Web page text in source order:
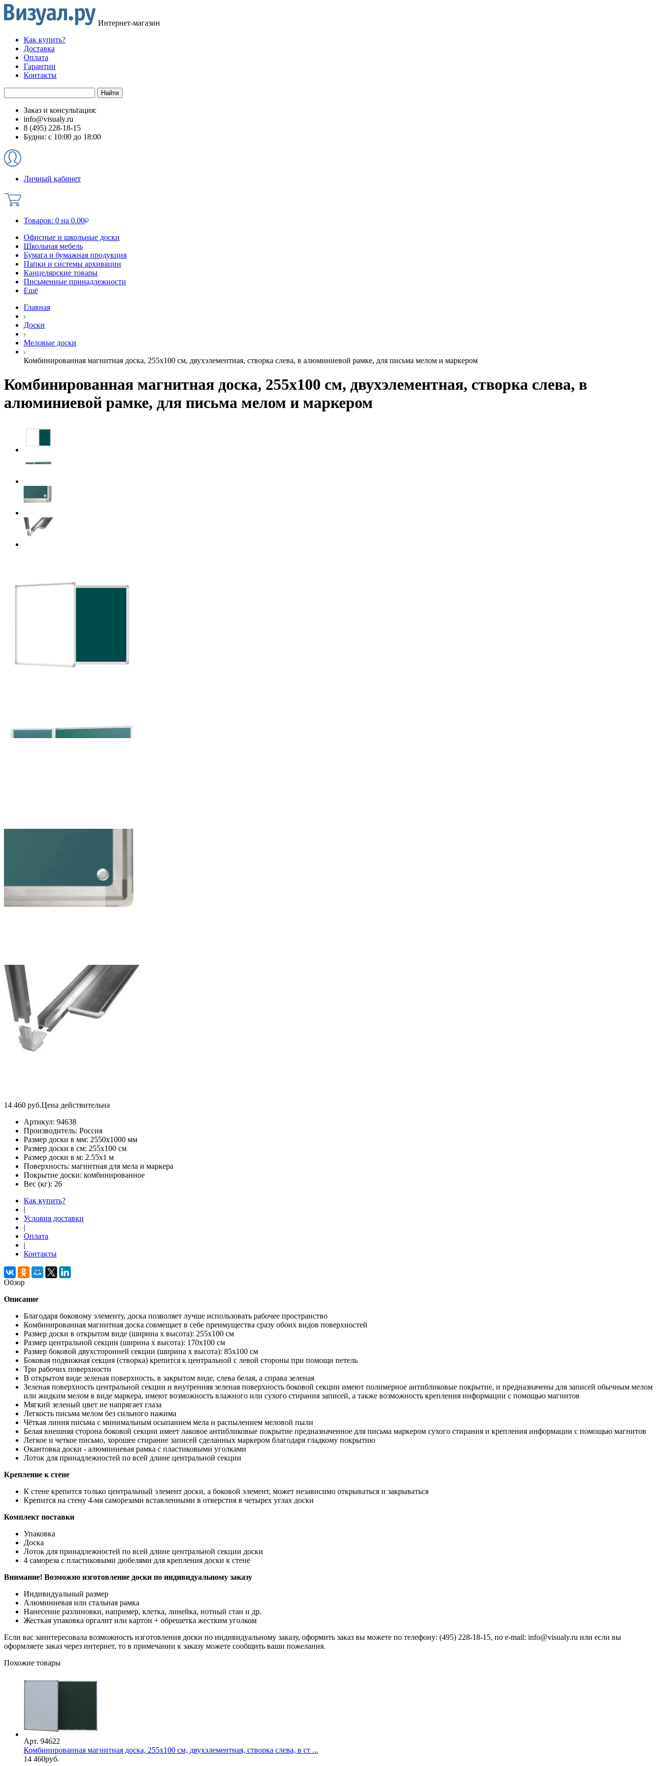
Интернет-магазин
Как купить?
Доставка
Оплата
Гарантии
Контакты
Заказ и консультация:
info@visualy.ru
8 (495) 228-18-15
Будни: с 10:00 до 18:00
Личный кабинет
Товаров: 0 на 0.00
Офисные и школьные доски
Школьная мебель
Бумага и бумажная продукция
Папки и системы архивации
Канцелярские товары
Письменные принадлежности
Ещё
Главная
Доски
Меловые доски
Комбинированная магнитная доска, 255х100 см, двухэлементная, створка слева, в алюминиевой рамке, для письма мелом и маркером
Комбинированная магнитная доска, 255х100 см, двухэлементная, створка слева, в
алюминиевой рамке, для письма мелом и маркером
14 460 руб.Цена действительна
Артикул: 94638
Производитель: Россия
Размер доски в мм: 2550х1000 мм
Размер доски в см: 255х100 см
Размер доски в м: 2.55х1 м
Поверхность: магнитная для мела и маркера
Покрытие доски: комбинированное
Вес (кг): 26
Как купить?
|
Условия доставки
|
Оплата
|
Контакты
Обзор
Описание
Благодаря боковому элементу, доска позволяет лучше использовать рабочее пространство
Комбинированная магнитная доска совмещает в себе преимущества сразу обоих видов поверхностей
Размер доски в открытом виде (ширина х высота): 255х100 см
Размер центральной секции (ширина х высота): 170х100 см
Размер боковой двухсторонней секции (ширина х высота): 85х100 см
Боковая подвижная секция (створка) крепится к центральной с левой стороны при помощи петель
Три рабочих поверхности
В открытом виде зеленая поверхность, в закрытом виде, слева белая, а справа зеленая
Зеленая поверхность центральной секции и внутренняя зеленая поверхность боковой секции имеют полимерное антибликовые покрытие, и предназначены для записей обычным мелом
или жидким мелом в виде маркера, имеют возможность влажного или сухого стирания записей, а также возможность крепления информации с помощью магнитов
Мягкий зеленый цвет не напрягает глаза
Легкость письма мелом без сильного нажима
Чёткая линия письма с минимальным осыпанием мела и распылением меловой пыли
Белая внешняя сторона боковой секции имеет лаковое антибликовые покрытие предназначенное для письма маркером сухого стирания и крепления информации с помощью магнитов
Легкое и четкое письмо, хорошее стирание записей сделанных маркером благодаря гладкому покрытию
Окантовка доски - алюминиевая рамка с пластиковыми уголками
Лоток для принадлежностей по всей длине центральной секции
Крепление к стене
К стене крепится только центральный элемент доски, а боковой элемент, может независимо открываться и закрываться
Крепится на стену 4-мя саморезами вставленными в отверстия в четырех углах доски
Комплект поставки
Упаковка
Доска
Лоток для принадлежностей по всей длине центральной секции доски
4 самореза с пластиковыми дюбелями для крепления доски к стене
Внимание! Возможно изготовление доски по индивидуальному заказу
Индивидуальный размер
Алюминиевая или стальная рамка
Нанесение разлиновки, например, клетка, линейка, нотный стан и др.
Жесткая упаковка оргалит или картон + обрешетка жестким уголком
Если вас заинтересовала возможность изготовления доски по индивидуальному заказу, оформить заказ вы можете по телефону: (495) 228-18-15, по e-mail: info@visualy.ru или если вы
оформляете заказ через интернет, то в примечании к заказу можете сообщить ваши пожелания.
Похожие товары
Арт. 94622
Комбинированная магнитная доска, 255х100 см, двухэлементная, створка слева, в ст ...
14 460руб.